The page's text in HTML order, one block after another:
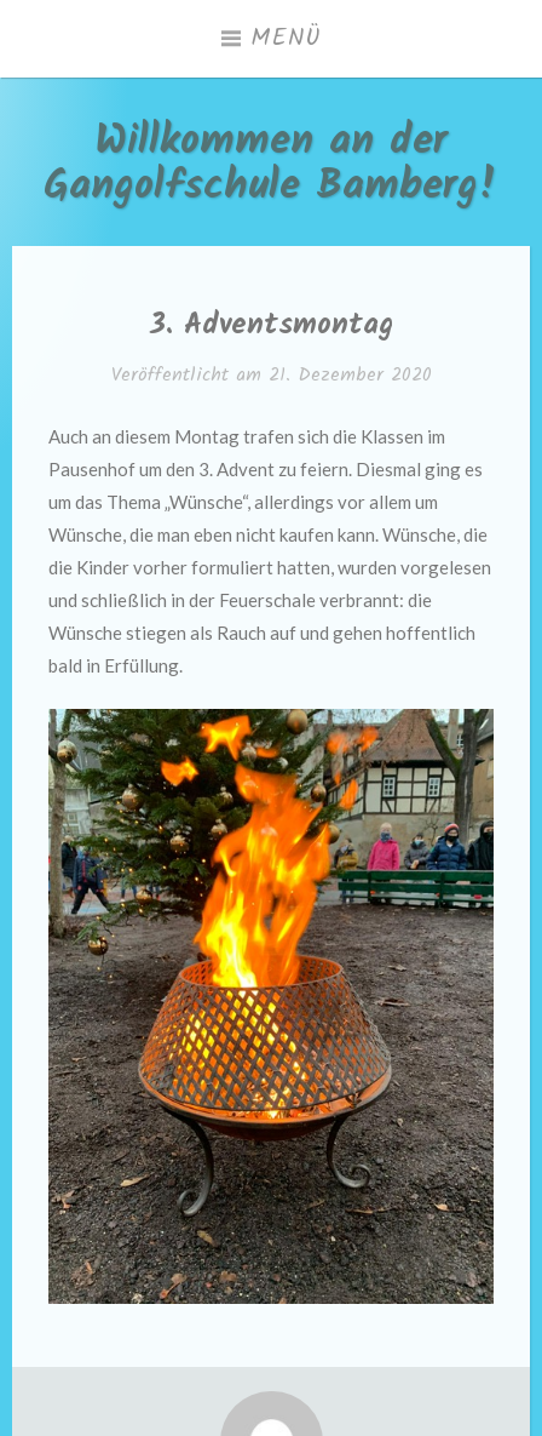
springen
MENÜ
Willkommen an der
Gangolfschule Bamberg!
3. Adventsmontag
Veröffentlicht am 21. Dezember 2020
Auch an diesem Montag trafen sich die Klassen im
Pausenhof um den 3. Advent zu feiern. Diesmal ging es
um das Thema „Wünsche“, allerdings vor allem um
Wünsche, die man eben nicht kaufen kann. Wünsche, die
die Kinder vorher formuliert hatten, wurden vorgelesen
und schließlich in der Feuerschale verbrannt: die
Wünsche stiegen als Rauch auf und gehen hoffentlich
bald in Erfüllung.